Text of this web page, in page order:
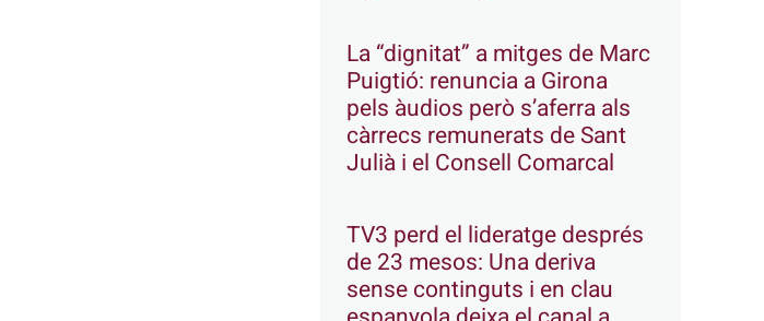
La “dignitat” a mitges de Marc
Puigtió: renuncia a Girona
pels àudios però s’aferra als
càrrecs remunerats de Sant
Julià i el Consell Comarcal
TV3 perd el lideratge després
de 23 mesos: Una deriva
sense continguts i en clau